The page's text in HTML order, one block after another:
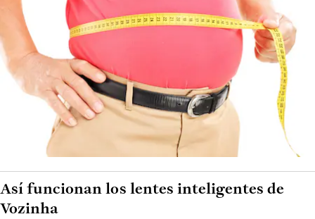
Así funcionan los lentes inteligentes de
Vozinha